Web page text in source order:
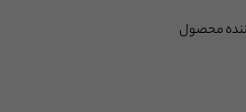
محصول